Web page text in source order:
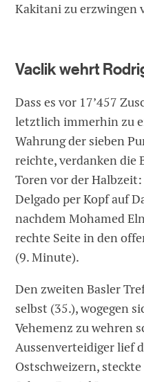
Kakitani zu erzwingen
Vaclik wehrt
Dass es vor 17’457
letztlich immerhin zu
Wahrung der sieben
reichte, verdanken die
Toren vor der
Delgado per Kopf auf
nachdem Mohamed
rechte Seite in den
(9. Minute).
Den zweiten Basler
selbst (35.), wogegen
Vehemenz zu wehren
Aussenverteidiger lief
Ostschweizern,